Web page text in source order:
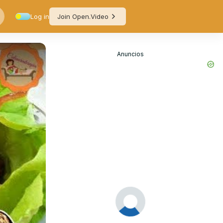
Log in Join Open.Video
Anuncios